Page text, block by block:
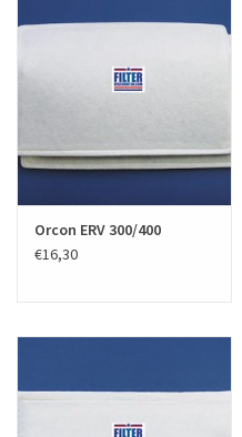
Orcon ERV 300/400
€16,30